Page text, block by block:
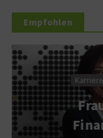
Empfohlen
Die